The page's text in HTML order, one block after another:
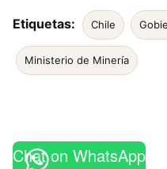
Etiquetas: Chile
Ministerio de Minería
Chat on WhatsApp